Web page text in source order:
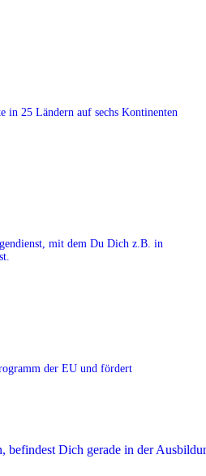
in 25 Ländern auf sechs Kontinenten
mit dem Du Dich z.B. in
der EU und fördert
befindest Dich gerade in der